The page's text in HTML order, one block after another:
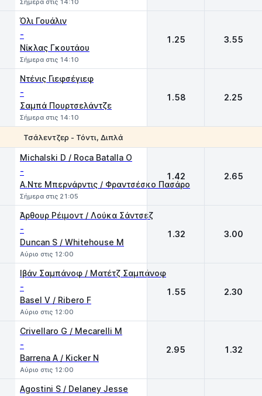
Σήμερα στις 14:10
Όλι Γουάλιν
-
Νίκλας Γκουτάου
Σήμερα στις 14:10
1.25 3.55
Ντένις Γιεφσέγιεφ
-
Σαμπά Πουρτσελάντζε
Σήμερα στις 14:10
1.58 2.25
Τσάλεντζερ - Τόντι, Διπλά
Michalski D / Roca Batalla O
-
Α.Ντε Μπερνάρντις / Φραντσέσκο Πασάρο
Σήμερα στις 21:05
1.42 2.65
Άρθουρ Ρέιμοντ / Λούκα Σάντσεζ
-
Duncan S / Whitehouse M
Αύριο στις 12:00
1.32 3.00
Ιβάν Σαμπάνοφ / Ματέτζ Σαμπάνοφ
-
Basel V / Ribero F
Αύριο στις 12:00
1.55 2.30
Crivellaro G / Mecarelli M
-
Barrena A / Kicker N
Αύριο στις 12:00
2.95 1.32
Agostini S / Delaney Jesse